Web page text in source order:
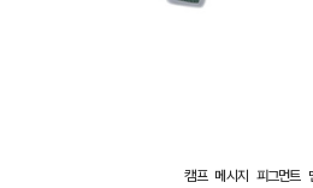
캠프 메시지 피그먼